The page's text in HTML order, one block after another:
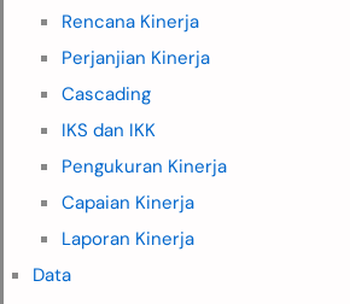
Rencana Kinerja
Perjanjian Kinerja
Cascading
IKS dan IKK
Pengukuran Kinerja
Capaian Kinerja
Laporan Kinerja
Data